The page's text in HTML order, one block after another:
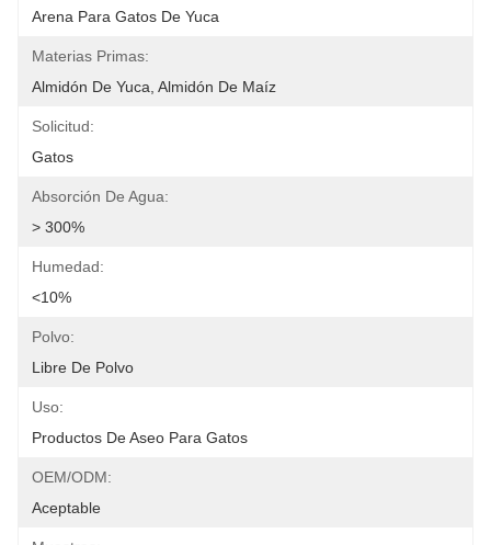
Arena Para Gatos De Yuca
Materias Primas:
Almidón De Yuca, Almidón De Maíz
Solicitud:
Gatos
Absorción De Agua:
> 300%
Humedad:
<10%
Polvo:
Libre De Polvo
Uso:
Productos De Aseo Para Gatos
OEM/ODM:
Aceptable